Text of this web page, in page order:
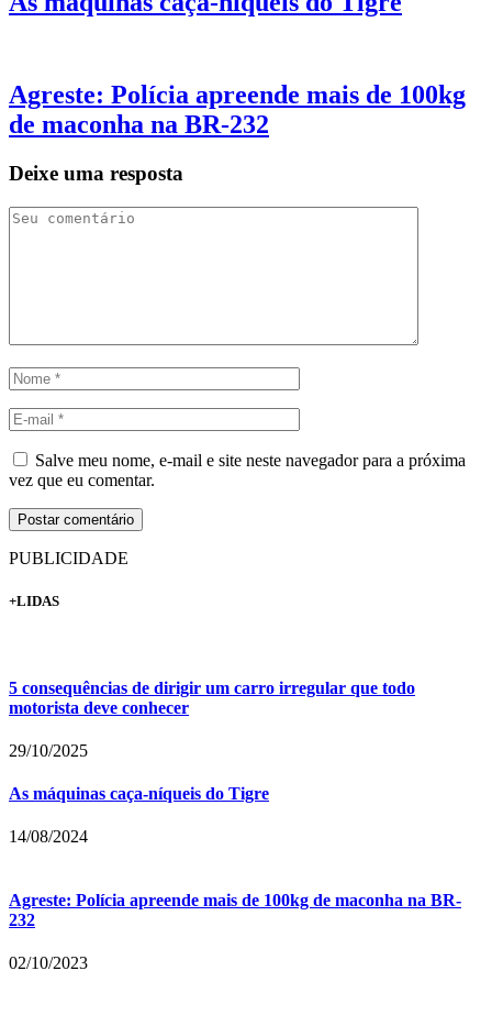
Agreste: Polícia apreende mais de 100kg
de maconha na BR-232
Deixe uma resposta
Salve meu nome, e-mail e site neste navegador para a próxima
vez que eu comentar.
PUBLICIDADE
+LIDAS
5 consequências de dirigir um carro irregular que todo
motorista deve conhecer
29/10/2025
As máquinas caça-níqueis do Tigre
14/08/2024
Agreste: Polícia apreende mais de 100kg de maconha na BR-
232
02/10/2023